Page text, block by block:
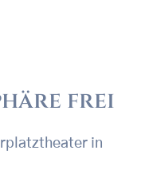
frei
in